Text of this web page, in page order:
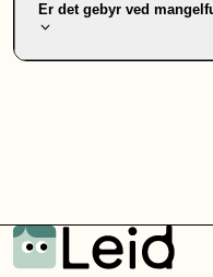
Er det gebyr ved